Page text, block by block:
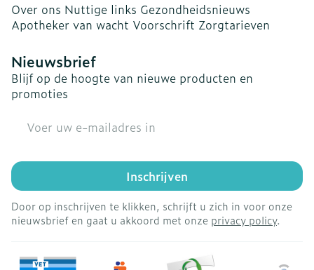
Over ons Nuttige links Gezondheidsnieuws
Apotheker van wacht Voorschrift Zorgtarieven
Nieuwsbrief
Blijf op de hoogte van nieuwe producten en
promoties
Inschrijven
Door op inschrijven te klikken, schrijft u zich in voor onze
nieuwsbrief en gaat u akkoord met onze privacy policy.